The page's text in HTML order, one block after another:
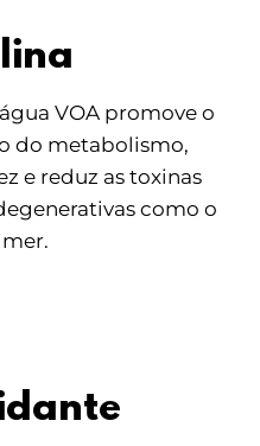
VOA promove o
do metabolismo,
e reduz as toxinas
como o